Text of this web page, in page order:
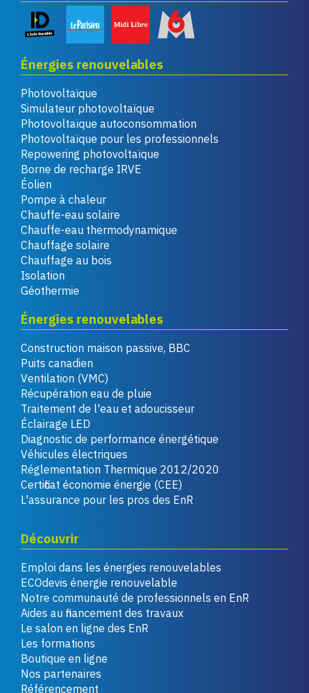
Énergies renouvelables
Photovoltaïque
Simulateur photovoltaïque
Photovoltaïque autoconsommation
Photovoltaïque pour les professionnels
Repowering photovoltaïque
Borne de recharge IRVE
Éolien
Pompe à chaleur
Chauffe-eau solaire
Chauffe-eau thermodynamique
Chauffage solaire
Chauffage au bois
Isolation
Géothermie
Énergies renouvelables
Construction maison passive, BBC
Puits canadien
Ventilation (VMC)
Récupération eau de pluie
Traitement de l'eau et adoucisseur
Éclairage LED
Diagnostic de performance énergétique
Véhicules électriques
Réglementation Thermique 2012/2020
Certificat économie énergie (CEE)
L'assurance pour les pros des EnR
Découvrir
Emploi dans les énergies renouvelables
ECOdevis énergie renouvelable
Notre communauté de professionnels en EnR
Aides au financement des travaux
Le salon en ligne des EnR
Les formations
Boutique en ligne
Nos partenaires
Référencement